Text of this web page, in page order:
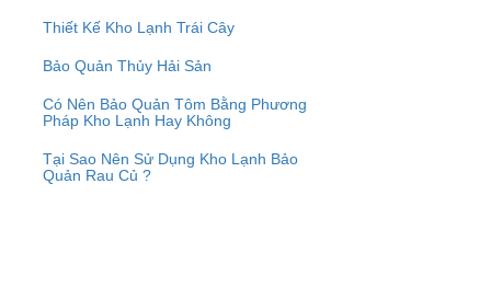
Thiết Kế Kho Lạnh Trái Cây
Bảo Quản Thủy Hải Sản
Có Nên Bảo Quản Tôm Bằng Phương
Pháp Kho Lạnh Hay Không
Tại Sao Nên Sử Dụng Kho Lạnh Bảo
Quản Rau Củ ?